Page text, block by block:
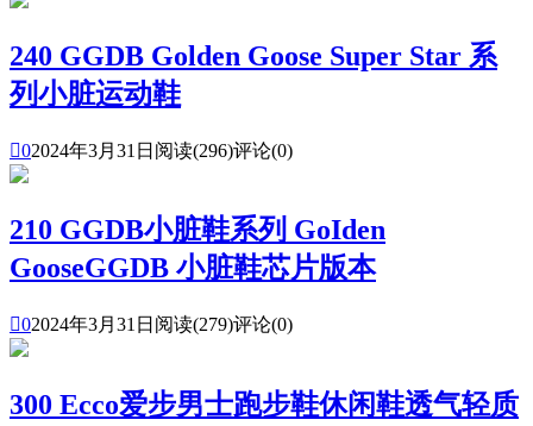
240 GGDB Golden Goose Super Star 系
列小脏运动鞋
02024年3月31日 阅读(296)评论(0)
210 GGDB小脏鞋系列 GoIden
GooseGGDB 小脏鞋芯片版本
02024年3月31日 阅读(279)评论(0)
300 Ecco爱步男士跑步鞋休闲鞋透气轻质